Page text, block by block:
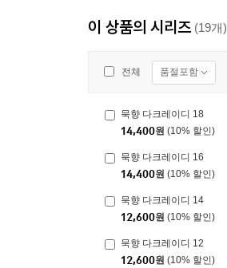
이 상품의 시리즈 (19개)
전체 품절포함
묵향 다크레이디 18
14,400원 (10% 할인)
묵향 다크레이디 16
14,400원 (10% 할인)
묵향 다크레이디 14
12,600원 (10% 할인)
묵향 다크레이디 12
12,600원 (10% 할인)